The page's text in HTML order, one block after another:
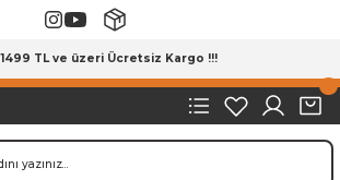
1499 TL ve üzeri Ücretsiz Kargo !!!